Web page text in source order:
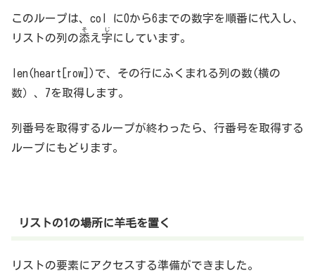
このループは、col に0から6までの数字を順番に代入し、
リストの列 の添
そ
え 字
じ
に しています。
len(heart[row])で、その行にふくまれる列の数(横の
数）、7を取得します。
列番号を取得するループが終わったら、行番号を取得する
ループにもどります。
リストの1の場所に羊毛を置く
リストの要素にアクセスする準備ができました。